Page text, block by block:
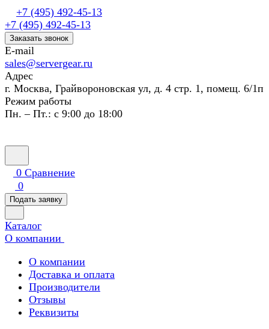
+7 (495) 492-45-13
+7 (495) 492-45-13
Заказать звонок
E-mail
sales@servergear.ru
Адрес
г. Москва, Грайвороновская ул, д. 4 стр. 1, помещ. 6/1п
Режим работы
Пн. – Пт.: с 9:00 до 18:00
0 Сравнение
0
Подать заявку
Каталог
О компании
О компании
Доставка и оплата
Производители
Отзывы
Реквизиты